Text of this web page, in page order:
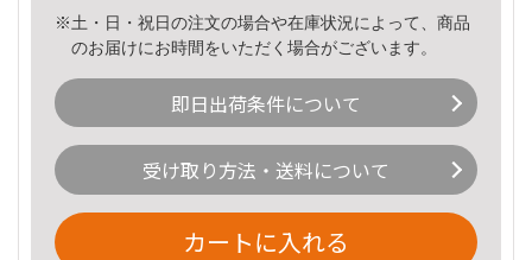
※土・日・祝日の注文の場合や在庫状況によって、商品
のお届けにお時間をいただく場合がございます。
即日出荷条件について
受け取り方法・送料について
カートに入れる